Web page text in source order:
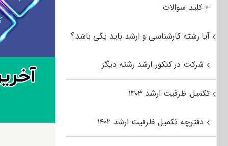
+ کلید سوالات
آیا رشته کارشناسی و ارشد باید یکی باشد؟
شرکت در کنکور ارشد رشته دیگر
تکمیل ظرفیت ارشد ۱۴۰۳
دفترچه تکمیل ظرفیت ارشد ۱۴۰۲